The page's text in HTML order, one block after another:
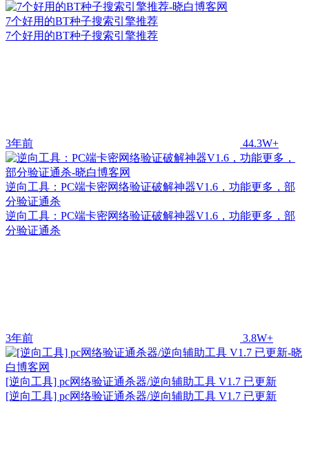
7个好用的BT种子搜索引擎推荐
7个好用的BT种子搜索引擎推荐
3年前 44.3W+
逆向工具：PC端卡密网络验证破解神器V1.6，功能更多，部
分验证通杀
逆向工具：PC端卡密网络验证破解神器V1.6，功能更多，部
分验证通杀
3年前 3.8W+
[逆向工具] pc网络验证通杀器/逆向辅助工具 V1.7 已更新
[逆向工具] pc网络验证通杀器/逆向辅助工具 V1.7 已更新